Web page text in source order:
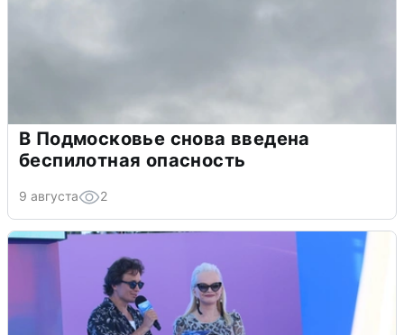
В Подмосковье снова введена
беспилотная опасность
9 августа 2